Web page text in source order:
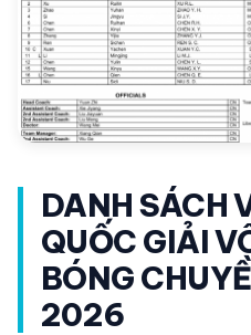
DANH SÁCH
QUỐC GIẢI
BÓNG
2026